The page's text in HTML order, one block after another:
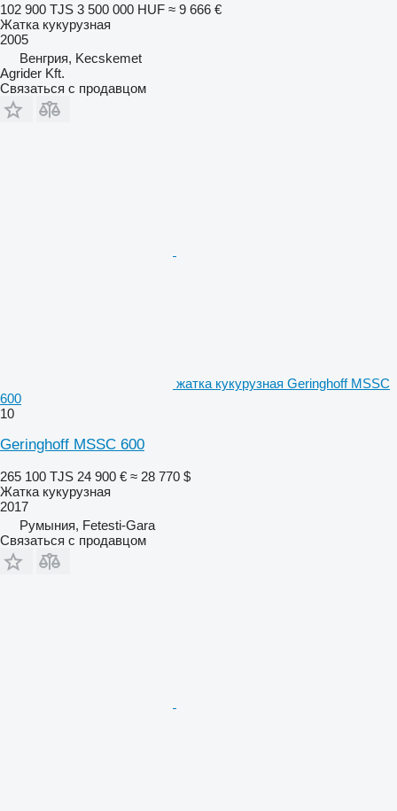
102 900 TJS 3 500 000 HUF ≈ 9 666 €
Жатка кукурузная
2005
Венгрия, Kecskemet
Agrider Kft.
Связаться с продавцом
жатка кукурузная Geringhoff MSSC
600
10
Geringhoff MSSC 600
265 100 TJS 24 900 € ≈ 28 770 $
Жатка кукурузная
2017
Румыния, Fetesti-Gara
Связаться с продавцом